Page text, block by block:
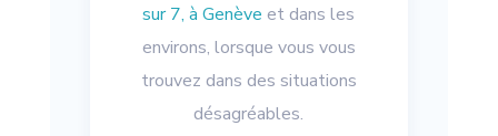
sur 7, à Genève et dans les
environs, lorsque vous vous
trouvez dans des situations
désagréables.